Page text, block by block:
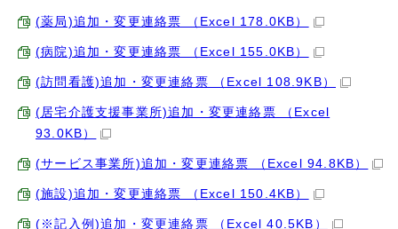
(薬局)追加・変更連絡票 （Excel 178.0KB）
(病院)追加・変更連絡票 （Excel 155.0KB）
(訪問看護)追加・変更連絡票 （Excel 108.9KB）
(居宅介護支援事業所)追加・変更連絡票 （Excel
93.0KB）
(サービス事業所)追加・変更連絡票 （Excel 94.8KB）
(施設)追加・変更連絡票 （Excel 150.4KB）
(※記入例)追加・変更連絡票 （Excel 40.5KB）